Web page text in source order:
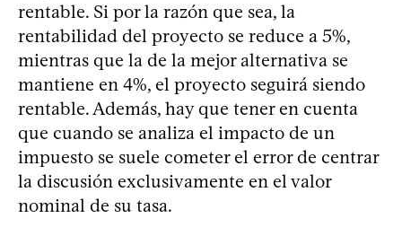
rentable. Si por la razón que sea, la
rentabilidad del proyecto se reduce a 5%,
mientras que la de la mejor alternativa se
mantiene en 4%, el proyecto seguirá siendo
rentable. Además, hay que tener en cuenta
que cuando se analiza el impacto de un
impuesto se suele cometer el error de centrar
la discusión exclusivamente en el valor
nominal de su tasa.